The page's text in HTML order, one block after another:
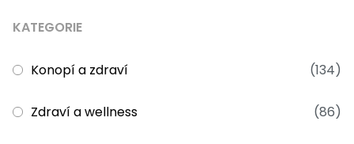
KATEGORIE
Konopí a zdraví (134)
Zdraví a wellness (86)